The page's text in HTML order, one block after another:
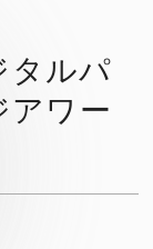
タルパ
アワー